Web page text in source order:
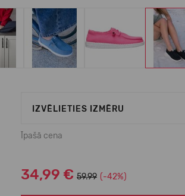
IZVĒLIETIES IZMĒRU
Īpašā cena
34,99 € 59.99 (-42%)